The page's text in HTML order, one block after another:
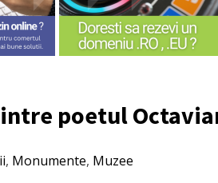
poetul
, Monumente, Muzee